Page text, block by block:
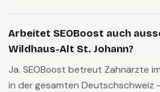
Arbeitet SEOBoost auch
Wildhaus-Alt St. Johann?
Ja. SEOBoost betreut Zahnärzte
in der gesamten Deutschschweiz